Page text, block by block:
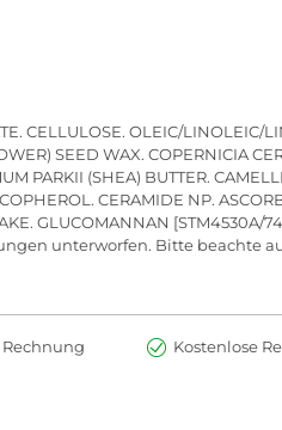
CELLULOSE. OLEIC/
SEED WAX. COPERNICIA
PARKII (SHEA) BUTTER.
CERAMIDE NP.
GLUCOMANNAN [STM4530A/
unterworfen. Bitte beachte
Rechnung Kostenlose